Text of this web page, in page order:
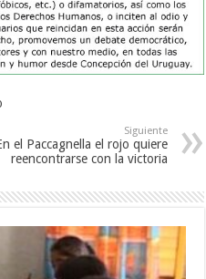
Siguiente
el Paccagnella el rojo quiere
reencontrarse con la victoria